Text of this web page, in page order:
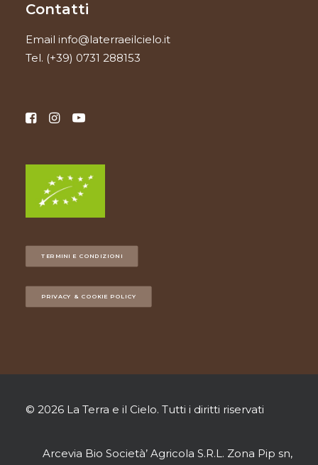
Contatti
Email info@laterraeilcielo.it
Tel. (+39) 0731 288153
TERMINI E CONDIZIONI
PRIVACY & COOKIE POLICY
© 2026 La Terra e il Cielo. Tutti i diritti riservati
Arcevia Bio Società’ Agricola S.R.L. Zona Pip sn,